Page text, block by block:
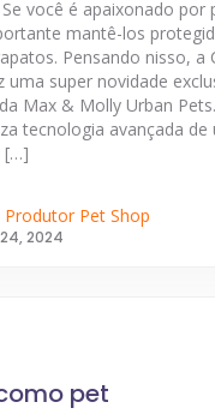
Se você é apaixonado por
mantê-los
Pensando nisso, a
uma super novidade
Max & Molly Urban
tecnologia avançada de
[…]
Produtor Pet Shop
2024
pet